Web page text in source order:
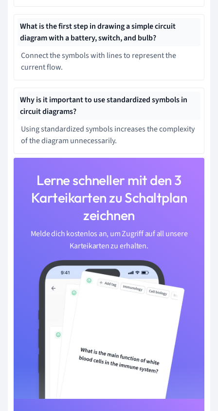
What is the first step in drawing a simple circuit
diagram with a battery, switch, and bulb?
Connect the symbols with lines to represent the
current flow.
Why is it important to use standardized symbols in
circuit diagrams?
Using standardized symbols increases the complexity
of the diagram unnecessarily.
Lerne schneller mit den 3
Karteikarten zu Schaltplan
zeichnen
Melde dich kostenlos an, um Zugriff auf all unsere
Karteikarten zu erhalten.